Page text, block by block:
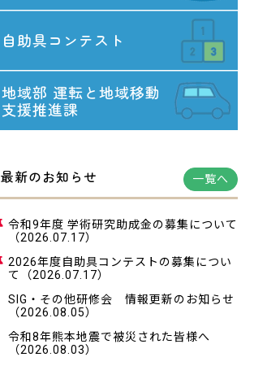
自助具コンテスト
地域部 運転と地域移動
支援推進課
最新のお知らせ 一覧へ
令和9年度 学術研究助成金の募集について
（2026.07.17）
2026年度自助具コンテストの募集につい
て
（2026.07.17）
SIG・その他研修会 情報更新のお知らせ
（2026.08.05）
令和8年熊本地震で被災された皆様へ
（2026.08.03）